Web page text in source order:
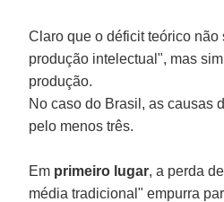
Claro que o déficit teórico não
produção intelectual", mas
produção.
No caso do Brasil, as causas
pelo menos três.
Em primeiro lugar, a perda
média tradicional" empurra